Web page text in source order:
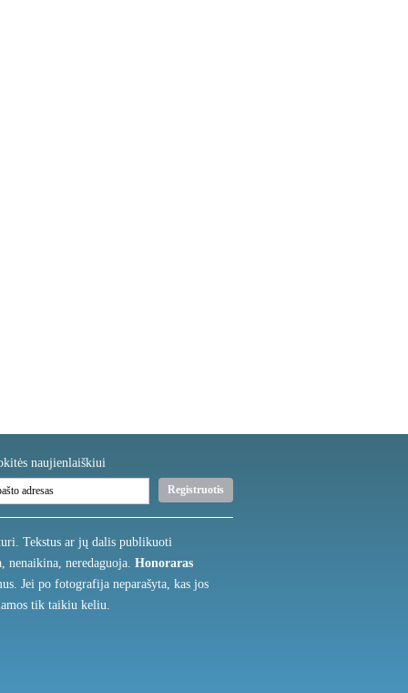
naujienlaiškiui
Tekstus ar jų dalis publikuoti
nenaikina, neredaguoja. Honoraras
Jei po fotografija neparašyta, kas jos
tik taikiu keliu.